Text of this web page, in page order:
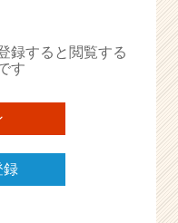
録すると閲覧する
す
録